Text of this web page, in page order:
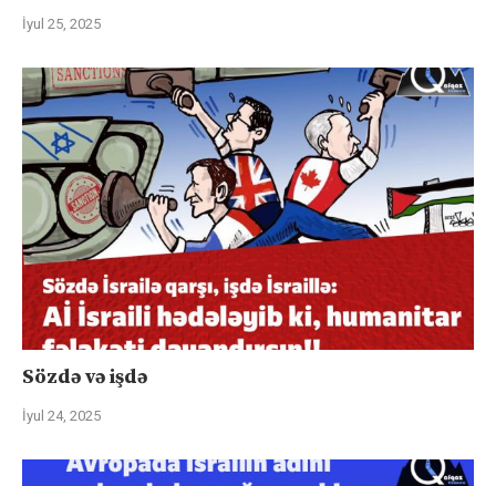
İyul 25, 2025
Sözdə və işdə
İyul 24, 2025